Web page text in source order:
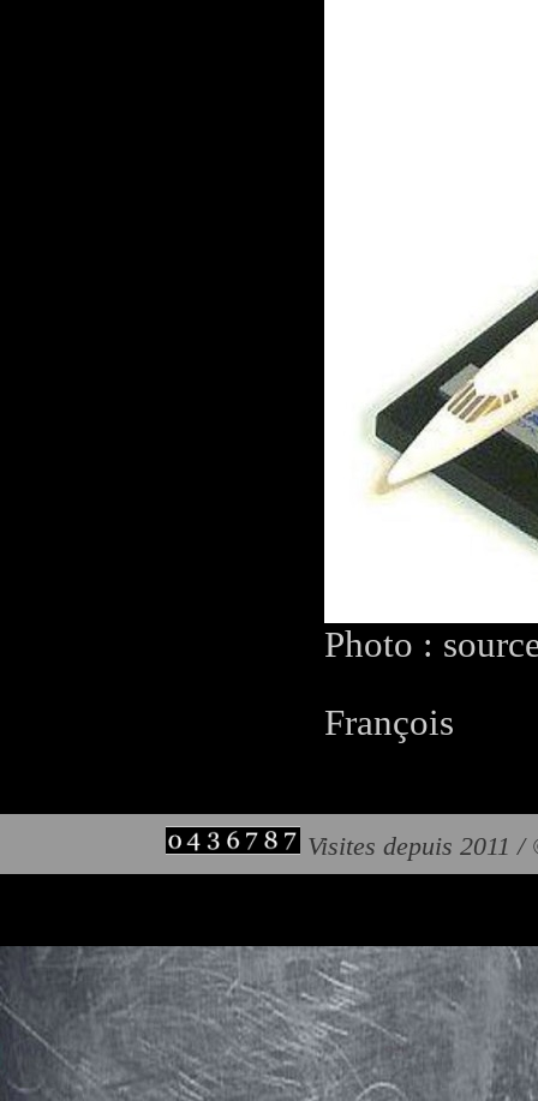
Photo :
François
Visites depuis 2011